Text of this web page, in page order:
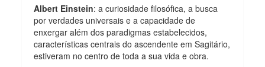
Albert Einstein: a curiosidade filosófica, a busca
por verdades universais e a capacidade de
enxergar além dos paradigmas estabelecidos,
características centrais do ascendente em Sagitário,
estiveram no centro de toda a sua vida e obra.